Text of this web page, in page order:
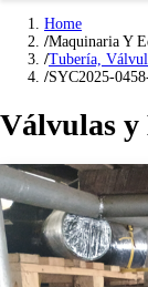
Home
Maquinaria Y
Tubería,
SYC2025-
Válvulas y